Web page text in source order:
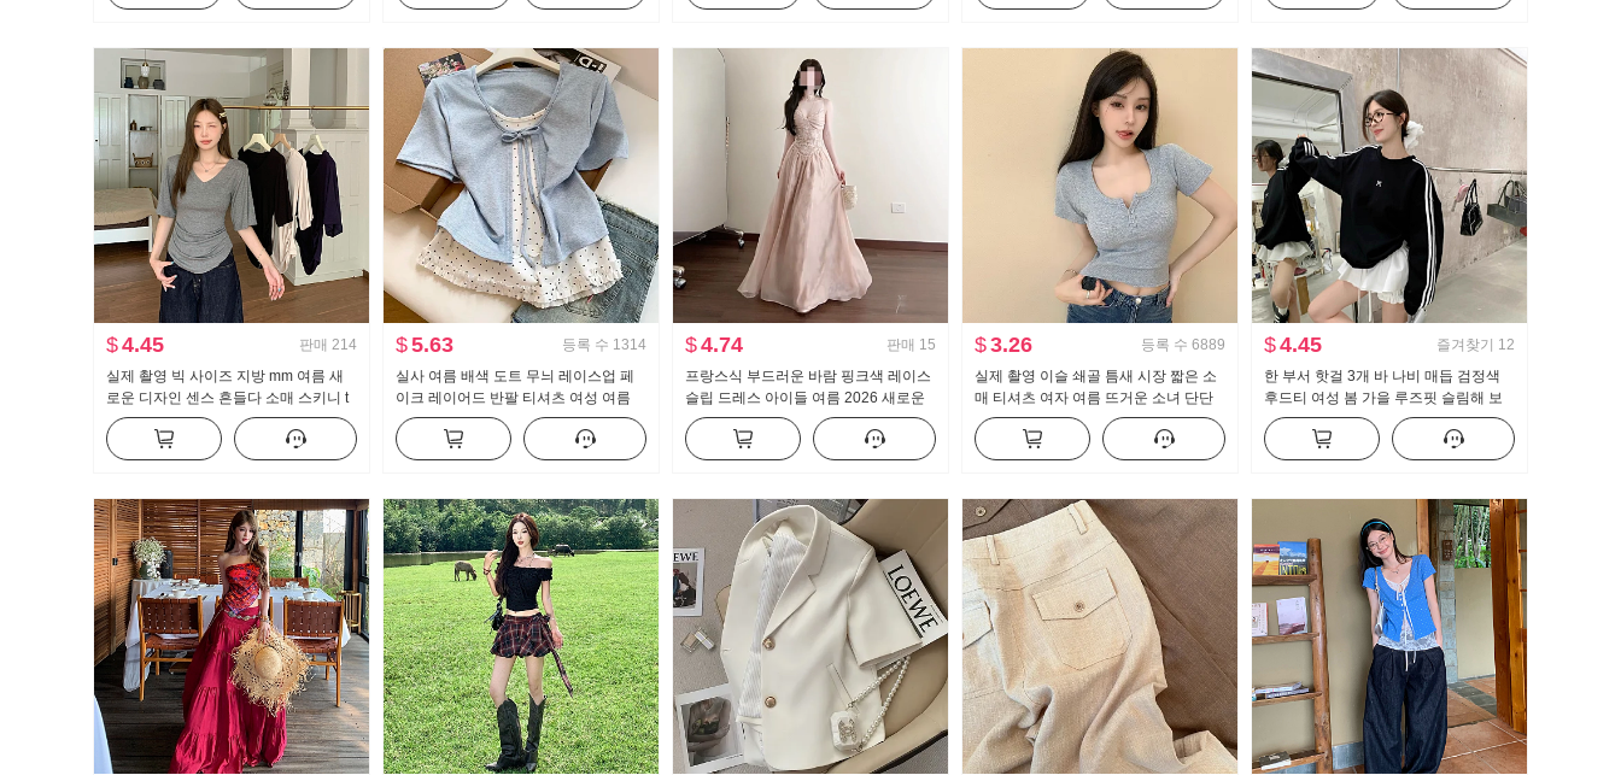
$4.45 판매 214
실제 촬영 빅 사이즈 지방 mm 여름 새
로운 디자인 센스 흔들다 소매 스키니 t
캐주얼 슬림해 보이는 몸매 가꾸기 만나
는 맨위
$5.63 등록 수 1314
실사 여름 배색 도트 무늬 레이스업 페
이크 레이어드 반팔 티셔츠 여성 여름
새로운 달콤한 스타일 작은 대중 맨위
$4.74 판매 15
프랑스식 부드러운 바람 핑크색 레이스
슬립 드레스 아이들 여름 2026 새로운
해변가 휴가 품격 롱 스커트
$3.26 등록 수 6889
실제 촬영 이슬 쇄골 틈새 시장 짧은 소
매 티셔츠 여자 여름 뜨거운 소녀 단단
한 새로운 버튼 디자인 센스 짧은 단락
맨위
$4.45 즐겨찾기 12
한 부서 핫걸 3개 바 나비 매듭 검정색
후드티 여성 봄 가을 루즈핏 슬림해 보
이는 운동 바람 라운드 넥 맨위 재킷